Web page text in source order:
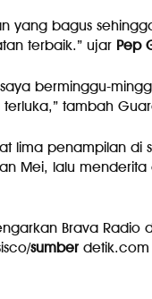
yang bagus
terbaik.” ujar Pep
berminggu-
tambah
lima penampilan di
Mei, lalu
Brava Radio
sumber